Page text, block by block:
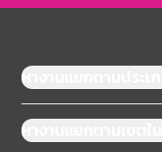
หางานแยกตามประเภ
หางานแยกตามเขตใ